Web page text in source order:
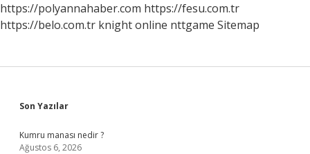
https://polyannahaber.com https://fesu.com.tr
https://belo.com.tr knight online nttgame Sitemap
Sidebar
Son Yazılar
Kumru manası nedir ?
Ağustos 6, 2026